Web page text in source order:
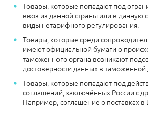
Товары, которые попадают под
ввоз из данной страны или в данную
виды нетарифного регулирования.
Товары, которые среди
имеют официальной бумаги о
таможенного органа возникают
достоверности данных в
Товары, которые попадают под
соглашений, заключённых России с
Например, соглашение о поставках в